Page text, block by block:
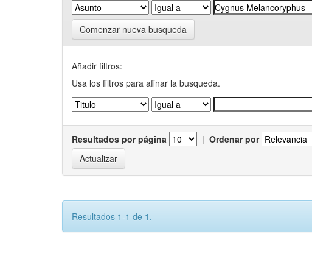
Comenzar nueva busqueda
Añadir filtros:
Usa los filtros para afinar la busqueda.
Resultados por página | Ordenar por
Resultados 1-1 de 1.